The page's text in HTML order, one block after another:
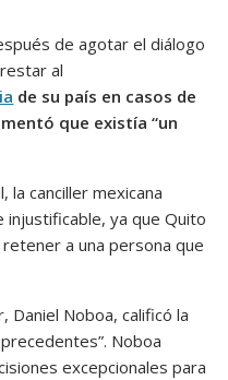
de agotar el diálogo
al
de su país en casos de
que existía “un
la canciller mexicana
ya que Quito
a una persona que
Daniel Noboa, calificó la
Noboa
excepcionales para